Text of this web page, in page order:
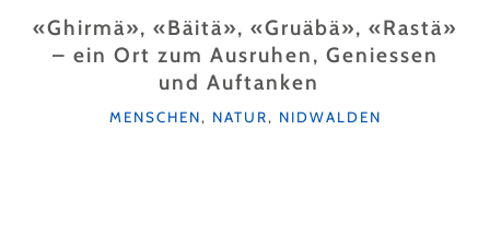
DAS
ABENTEUER
«Ghirmä», «Bäitä», «Gruäbä», «Rastä»
– ein Ort zum Ausruhen, Geniessen
und Auftanken
KATEGORIEN
MENSCHEN, NATUR, NIDWALDEN